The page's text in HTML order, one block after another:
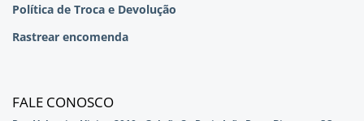
Política de Troca e Devolução
Rastrear encomenda
FALE CONOSCO